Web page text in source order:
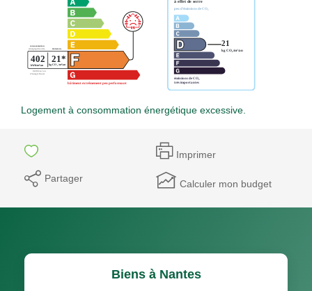
Logement à consommation énergétique excessive.
Imprimer
Partager Calculer mon budget
Biens à Nantes